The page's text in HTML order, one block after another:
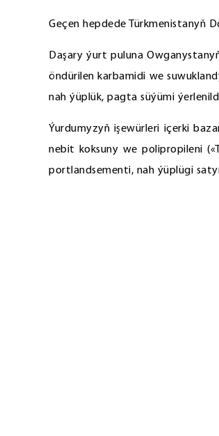
Geçen hepdede Türkmenistanyň
Daşary ýurt puluna
öndürilen karbamidi we
nah ýüplük, pagta süýümi
Ýurdumyzyň işewürleri içerki
nebit koksuny we polipropileni
portlandsementi, nah ýüplügi